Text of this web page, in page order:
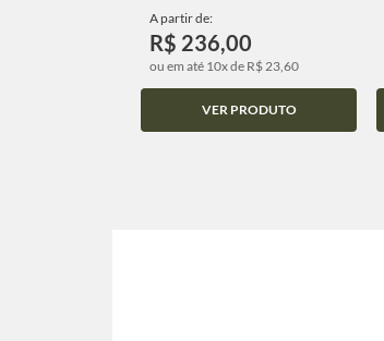
A partir de:
R$ 236,00
ou em até 10x de R$ 23,60
VER PRODUTO